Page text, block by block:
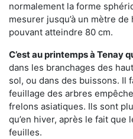
normalement la forme
mesurer jusqu’à un mètre
pouvant atteindre 80 cm.
C’est au printemps à Tenay
dans les branchages des
sol, ou dans des buissons. Il
feuillage des arbres
frelons asiatiques. Ils sont
qu’en hiver, après le fait
feuilles.